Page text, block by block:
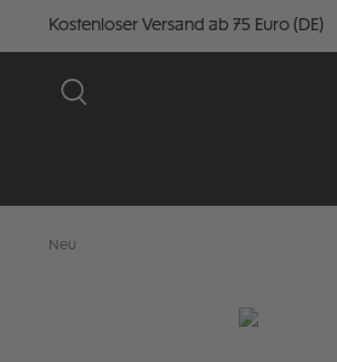
Kostenloser Versand ab 75 Euro (DE)
Neu
Bildergalerie überspringen